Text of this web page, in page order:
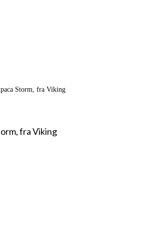
Storm, fra Viking
fra Viking